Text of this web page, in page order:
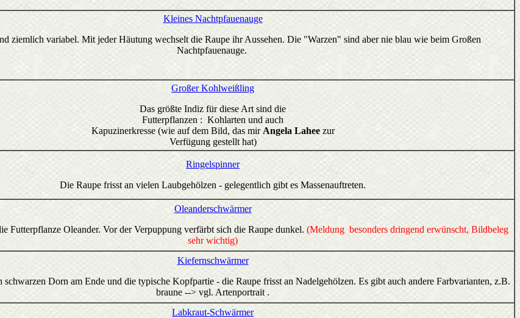
Kleines Nachtpfauenauge
ziemlich variabel. Mit jeder Häutung wechselt die Raupe ihr Aussehen. Die "Warzen" sind aber nie blau wie beim Großen
Nachtpfauenauge.
Großer Kohlweißling
Das größte Indiz für diese Art sind die
Futterpflanzen : Kohlarten und auch
Kapuzinerkresse (wie auf dem Bild, das mir Angela Laheezur
Verfügung gestellt hat)
Ringelspinner
Die Raupe frisst an vielen Laubgehölzen - gelegentlich gibt es Massenauftreten.
Oleanderschwärmer
Futterpflanze Oleander. Vor der Verpuppung verfärbt sich die Raupe dunkel. (Meldung besonders dringend erwünscht, Bildbeleg
sehr wichtig)
Kiefernschwärmer
schwarzen Dorn am Ende und die typische Kopfpartie - die Raupe frisst an Nadelgehölzen. Es gibt auch andere Farbvarianten, z.B.
braune --> vgl. Artenportrait .
Labkraut-Schwärmer